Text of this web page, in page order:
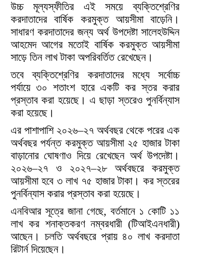
উচ্চ মূল্যস্ফীতির এই সময়ে ব্যক্তিশ্রেণির
করদাতাদের বার্ষিক করমুক্ত আয়সীমা বাড়েনি।
সাধারণ করদাতাদের জন্য অর্থ উপদেষ্টা সালেহউদ্দিন
আহমেদ আগের মতোই বার্ষিক করমুক্ত আয়সীমা
সাড়ে তিন লাখ টাকা অপরিবর্তিত রেখেছেন।
তবে ব্যক্তিশ্রেণির করদাতাদের মধ্যে সর্বোচ্চ
পর্যায়ে ৩০ শতাংশ হারে একটি কর স্তর করার
প্রস্তাব করা হয়েছে। এ ছাড়া স্তরেও পুনর্বিন্যাস
করা হয়েছে।
এর পাশাপাশি ২০২৬–২৭ অর্থবছর থেকে পরের এক
অর্থবছর পর্যন্ত করমুক্ত আয়সীমা ২৫ হাজার টাকা
বাড়ানোর ঘোষণাও দিয়ে রেখেছেন অর্থ উপদেষ্টা।
২০২৬–২৭ ও ২০২৭–২৮ অর্থবছরে করমুক্ত
আয়সীমা হবে ৩ লাখ ৭৫ হাজার টাকা। কর স্তরের
পুনর্বিন্যাস করার প্রস্তাব করা হয়েছে।
এনবিআর সূত্রে জানা গেছে, বর্তমানে ১ কোটি ১১
লাখ কর শনাক্তকরণ নম্বরধারী (টিআইএনধারী)
আছেন। চলতি অর্থবছরে প্রায় ৪০ লাখ করদাতা
রিটার্ন দিয়েছেন।